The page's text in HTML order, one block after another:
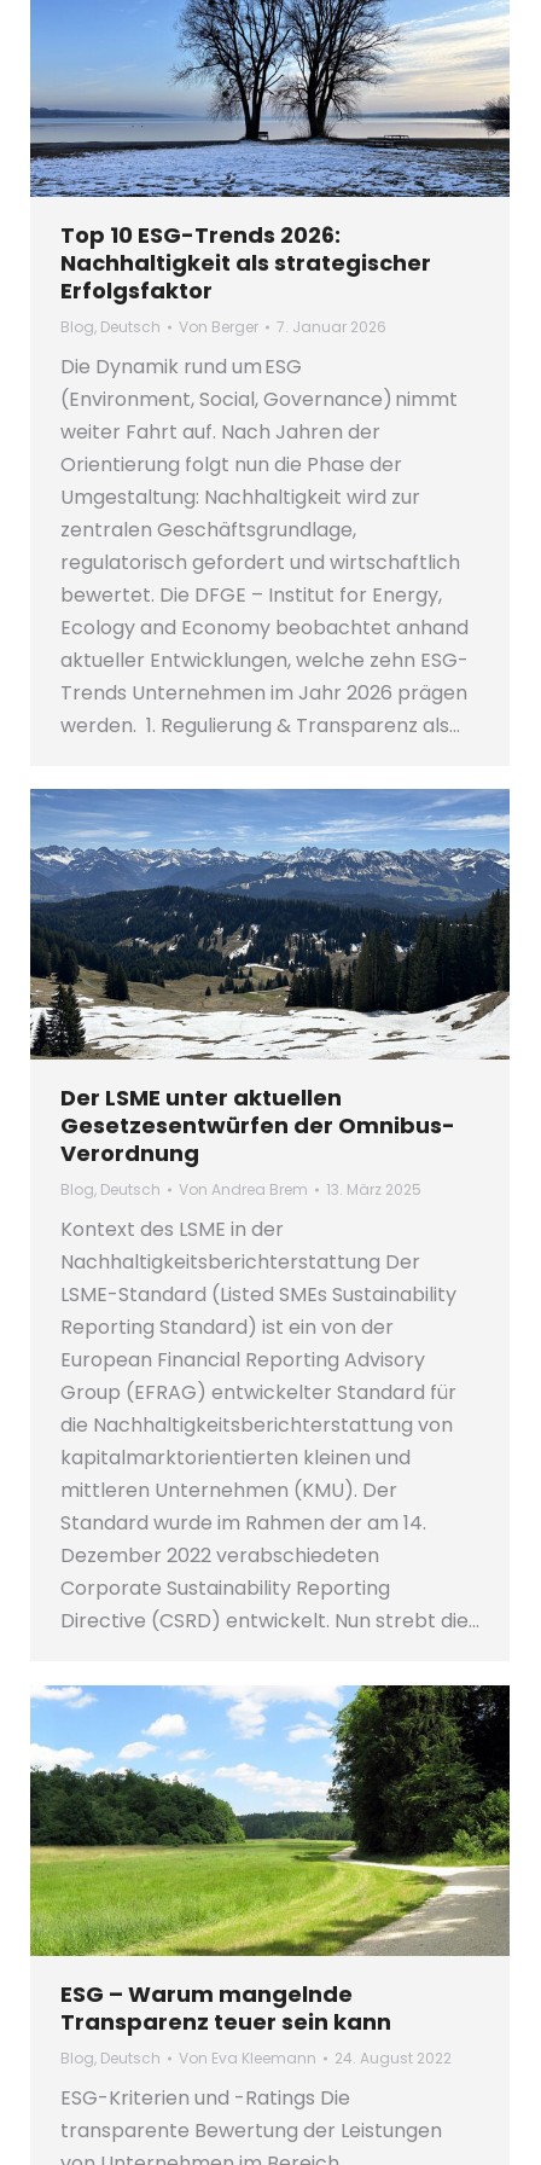
Top 10 ESG-Trends 2026:
Nachhaltigkeit als strategischer
Erfolgsfaktor
Blog, Deutsch Von Berger 7. Januar 2026
Die Dynamik rund um ESG
(Environment, Social, Governance) nimmt
weiter Fahrt auf. Nach Jahren der
Orientierung folgt nun die Phase der
Umgestaltung: Nachhaltigkeit wird zur
zentralen Geschäftsgrundlage,
regulatorisch gefordert und wirtschaftlich
bewertet. Die DFGE – Institut for Energy,
Ecology and Economy beobachtet anhand
aktueller Entwicklungen, welche zehn ESG-
Trends Unternehmen im Jahr 2026 prägen
werden. 1. Regulierung & Transparenz als…
Der LSME unter aktuellen
Gesetzesentwürfen der Omnibus-
Verordnung
Blog, Deutsch Von Andrea Brem 13. März 2025
Kontext des LSME in der
Nachhaltigkeitsberichterstattung Der
LSME-Standard (Listed SMEs Sustainability
Reporting Standard) ist ein von der
European Financial Reporting Advisory
Group (EFRAG) entwickelter Standard für
die Nachhaltigkeitsberichterstattung von
kapitalmarktorientierten kleinen und
mittleren Unternehmen (KMU). Der
Standard wurde im Rahmen der am 14.
Dezember 2022 verabschiedeten
Corporate Sustainability Reporting
Directive (CSRD) entwickelt. Nun strebt die…
ESG – Warum mangelnde
Transparenz teuer sein kann
Blog, Deutsch Von Eva Kleemann 24. August 2022
ESG-Kriterien und -Ratings Die
transparente Bewertung der Leistungen